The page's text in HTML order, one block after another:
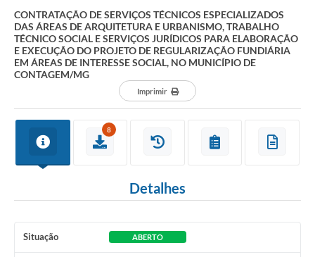
CONTRATAÇÃO DE SERVIÇOS TÉCNICOS ESPECIALIZADOS
DAS ÁREAS DE ARQUITETURA E URBANISMO, TRABALHO
TÉCNICO SOCIAL E SERVIÇOS JURÍDICOS PARA ELABORAÇÃO
E EXECUÇÃO DO PROJETO DE REGULARIZAÇÃO FUNDIÁRIA
EM ÁREAS DE INTERESSE SOCIAL, NO MUNICÍPIO DE
CONTAGEM/MG
Imprimir
8
Detalhes
Situação ABERTO